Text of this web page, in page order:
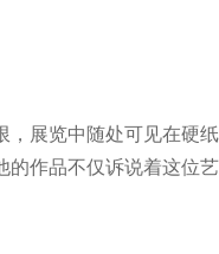
，展览中随处可见在硬
作品不仅诉说着这位